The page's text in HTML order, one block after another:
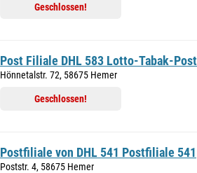
Geschlossen!
Post Filiale DHL 583 Lotto-Tabak-
Hönnetalstr. 72, 58675 Hemer
Geschlossen!
Postfiliale von DHL 541 Postfiliale 541
Poststr. 4, 58675 Hemer